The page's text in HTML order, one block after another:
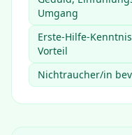
Umgang
Erste-Hilfe-
Vorteil
Nichtraucher/in